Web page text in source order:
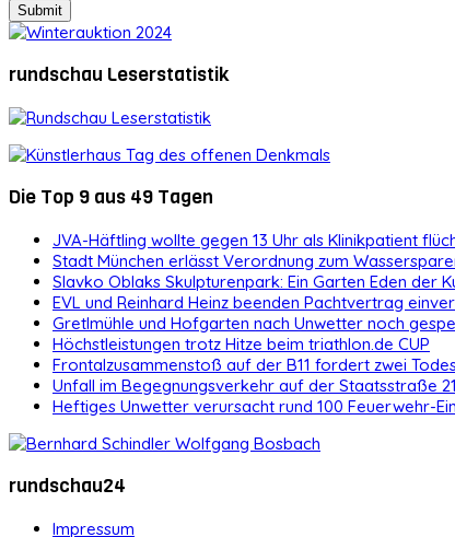
rundschau Leserstatistik
Die Top 9 aus 49 Tagen
JVA-Häftling wollte gegen 13 Uhr als Klinikpatient
Stadt München erlässt Verordnung zum
Slavko Oblaks Skulpturenpark: Ein Garten Eden der
EVL und Reinhard Heinz beenden Pachtvertrag
Gretlmühle und Hofgarten nach Unwetter noch
Höchstleistungen trotz Hitze beim triathlon.de CUP
Frontalzusammenstoß auf der B11 fordert zwei
Unfall im Begegnungsverkehr auf der Staatsstraße
Heftiges Unwetter verursacht rund 100 Feuerwehr-
rundschau24
Impressum